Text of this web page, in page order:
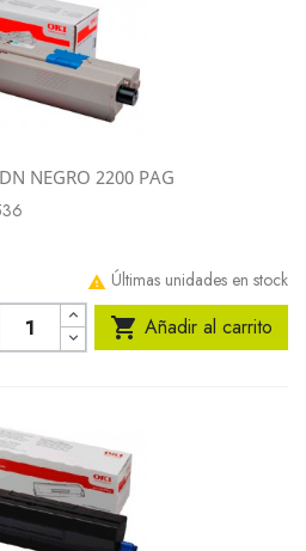
NEGRO 2200 PAG
 Últimas unidades en stock
 Añadir al carrito